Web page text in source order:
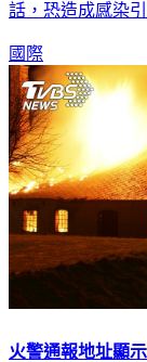
話，恐造成感染引
國際
火警通報地址顯